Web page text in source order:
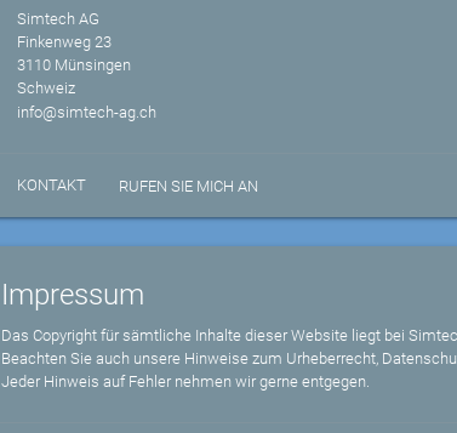
Simtech AG
Finkenweg 23
3110 Münsingen
Schweiz
info@simtech-ag.ch
KONTAKT RUFEN SIE MICH AN
Impressum
Das Copyright für sämtliche Inhalte dieser Website liegt bei
Beachten Sie auch unsere Hinweise zum Urheberrecht,
Jeder Hinweis auf Fehler nehmen wir gerne entgegen.